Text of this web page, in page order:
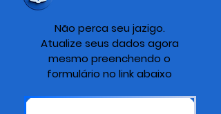
Não perca seu jazigo.
Atualize seus dados agora
mesmo preenchendo o
formulário no link abaixo